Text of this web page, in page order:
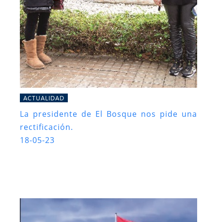
ACTUALIDAD
La presidente de El Bosque nos pide una
rectificación.
18-05-23